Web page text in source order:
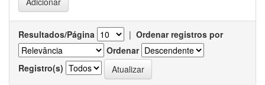
Resultados/Página | Ordenar registros por
Ordenar
Registro(s)